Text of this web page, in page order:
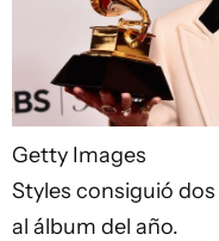
Getty Images
Styles consiguió
al álbum del año.